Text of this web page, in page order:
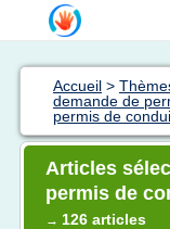
Accueil >
demande de
permis de
Articles
permis de
→ 126 articles